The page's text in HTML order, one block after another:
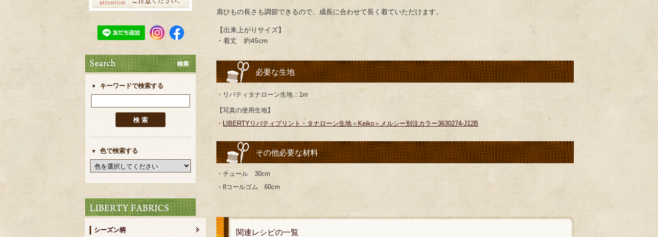
キーワードで検索する
色で検索する
シーズン柄
肩ひもの長さも調節できるので、成長に合わせて長く着ていただけます。
【出来上がりサイズ】
・着丈 約45cm
必要な生地
・リバティタナローン生地：1m
【写真の使用生地】
・ LIBERTYリバティプリント・タナローン生地＜Keiko＞メルシー別注カラー3630274-J12B
その他必要な材料
・チュール 30cm
・8コールゴム 60cm
関連レシピの一覧